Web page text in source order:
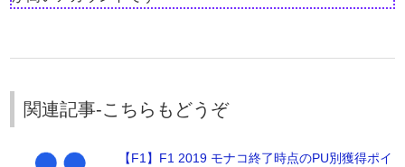
関連記事-こちらもどうぞ
【F1】F1 2019 モナコ終了時点のPU別獲得ポイ